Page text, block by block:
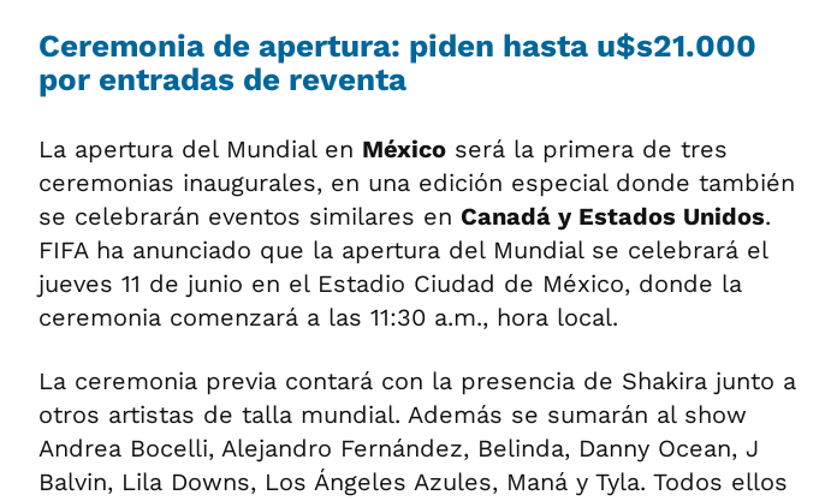
Ceremonia de apertura: piden hasta u$s21.000
por entradas de reventa
La apertura del Mundial en México será la primera de tres
ceremonias inaugurales, en una edición especial donde también
se celebrarán eventos similares en Canadá y Estados Unidos.
FIFA ha anunciado que la apertura del Mundial se celebrará el
jueves 11 de junio en el Estadio Ciudad de México, donde la
ceremonia comenzará a las 11:30 a.m., hora local.
La ceremonia previa contará con la presencia de Shakira junto a
otros artistas de talla mundial. Además se sumarán al show
Andrea Bocelli, Alejandro Fernández, Belinda, Danny Ocean, J
Balvin, Lila Downs, Los Ángeles Azules, Maná y Tyla. Todos ellos